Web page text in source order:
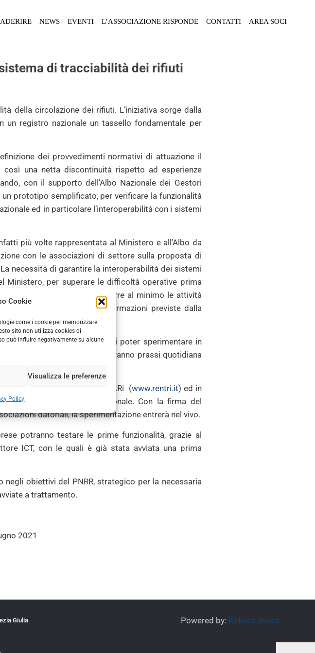
Cookie
come i cookie per memorizzare
sito non utilizza cookies di
può influire negativamente su alcune
Visualizza le preferenze
Policy
ADERIRE NEWS EVENTI L’ASSOCIAZIONE RISPONDE CONTATTI AREA SOCI
di tracciabilità dei rifiuti
della circolazione dei rifiuti. L’iniziativa sorge dalla
un registro nazionale un tassello fondamentale per
dei provvedimenti normativi di attuazione il
così una netta discontinuità rispetto ad esperienze
con il supporto dell’Albo Nazionale dei Gestori
prototipo semplificato, per verificare la funzionalità
ed in particolare l’interoperabilità con i sistemi
più volte rappresentata al Ministero e all’Albo da
con le associazioni di settore sulla proposta di
necessità di garantire la interoperabilità dei sistemi
Ministero, per superare le difficoltà operative prima
al fine di ottimizzare e ridurre al minimo le attività
a comunicare le informazioni previste dalla
Elettronico Nazionale di poter sperimentare in
della nuova disciplina diventeranno prassi quotidiana
la home page del R.E.N.T.Ri (www.rentri.it) ed in
per la Prototipazione Funzionale. Con la firma del
datoriali, la sperimentazione entrerà nel vivo.
potranno testare le prime funzionalità, grazie al
ICT, con le quali è già stata avviata una prima
obiettivi del PNRR, strategico per la necessaria
a trattamento.
2021
Giulia Powered by: Kokoro Swiss